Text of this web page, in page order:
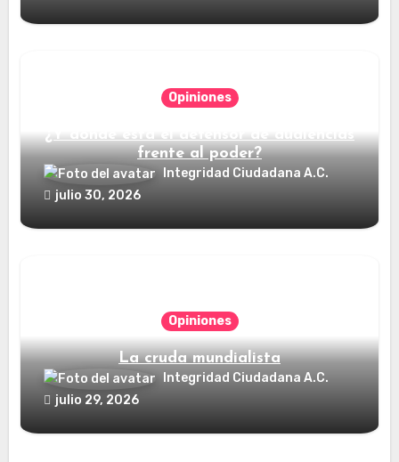
Opiniones
¿Y dónde está el defensor de audiencias
frente al poder?
Integridad Ciudadana A.C.
julio 30, 2026
Opiniones
La cruda mundialista
Integridad Ciudadana A.C.
julio 29, 2026